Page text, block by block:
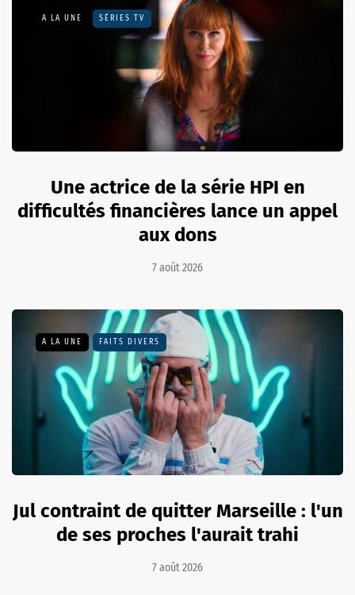
A LA UNE SÉRIES TV
Une actrice de la série HPI en
difficultés financières lance un appel
aux dons
7 août 2026
A LA UNE FAITS DIVERS
Jul contraint de quitter Marseille : l'un
de ses proches l'aurait trahi
7 août 2026